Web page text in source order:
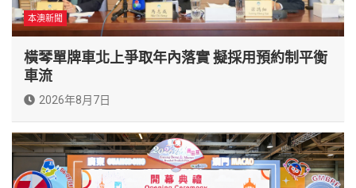
本澳新聞
橫琴單牌車北上爭取年內落實 擬採用預約制平衡
車流
2026年8月7日